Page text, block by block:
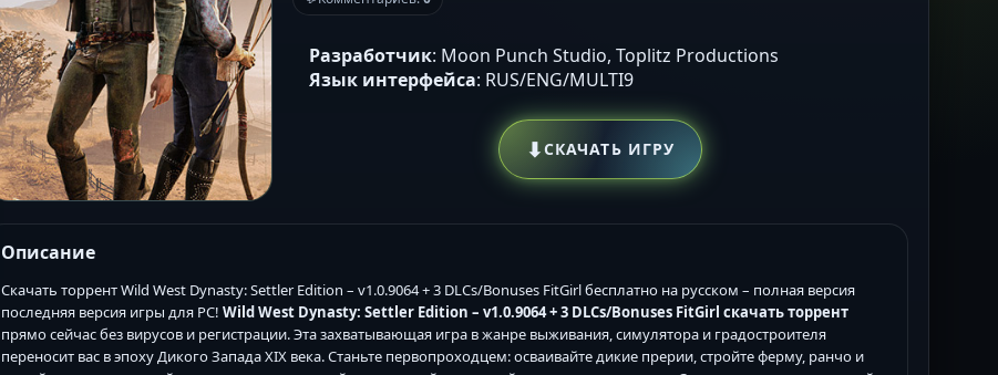
Разработчик: Moon Punch Studio, Toplitz Productions
Язык интерфейса: RUS/ENG/MULTI9
⬇СКАЧАТЬ ИГРУ
Описание
Скачать торрент Wild West Dynasty: Settler Edition – v1.0.9064 + 3 DLCs/Bonuses FitGirl бесплатно на русском – полная версия
последняя версия игры для PC! Wild West Dynasty: Settler Edition – v1.0.9064 + 3 DLCs/Bonuses FitGirl скачать торрент
прямо сейчас без вирусов и регистрации. Эта захватывающая игра в жанре выживания, симулятора и градостроителя
переносит вас в эпоху Дикого Запада XIX века. Станьте первопроходцем: осваивайте дикие прерии, стройте ферму, ранчо и